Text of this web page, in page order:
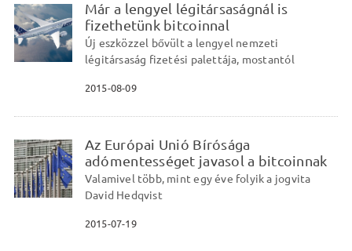
Már a lengyel légitársaságnál is
fizethetünk bitcoinnal
Új eszközzel bővült a lengyel nemzeti
légitársaság fizetési palettája, mostantól
2015-08-09
Az Európai Unió Bírósága
adómentességet javasol a bitcoinnak
Valamivel több, mint egy éve folyik a jogvita
David Hedqvist
2015-07-19